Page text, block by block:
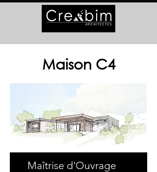
Maison C4
Maîtrise d'Ouvrage